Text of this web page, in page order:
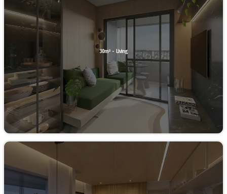
30m² - Living